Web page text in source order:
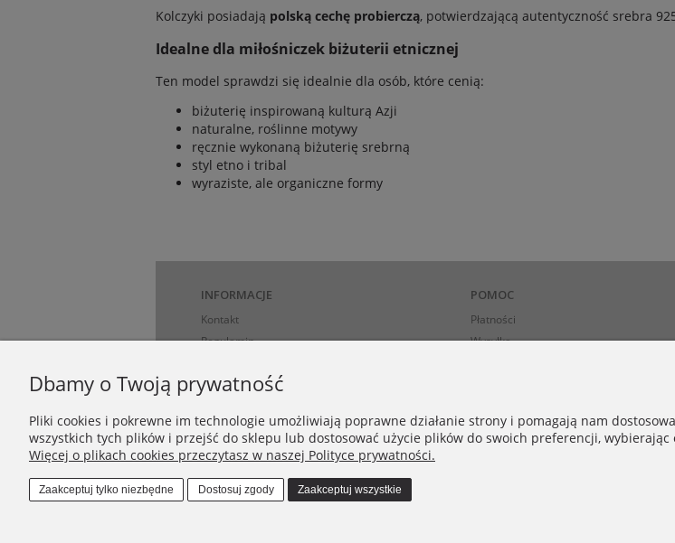
Kolczyki posiadają polską cechę probierczą, potwierdzającą autentyczność srebra
Idealne dla miłośniczek biżuterii etnicznej
Ten model sprawdzi się idealnie dla osób, które cenią:
biżuterię inspirowaną kulturą Azji
naturalne, roślinne motywy
ręcznie wykonaną biżuterię srebrną
styl etno i tribal
wyraziste, ale organiczne formy
INFORMACJE
Kontakt
Regulamin
Regulamin Vouchera (Bonu Podarunkowego)
POMOC
Płatności
Wysyłka
MOJE KONTO
Twoje zamówienia
Ustawienia konta
Przechowalnia
NIKAMON
O nas
Jak powstają nasze szale wełniane
Nasza biżuteria jest ze srebra!
Dbamy o Twoją prywatność
Pliki cookies i pokrewne im technologie umożliwiają poprawne działanie strony i pomagają nam
wszystkich tych plików i przejść do sklepu lub dostosować użycie plików do swoich preferencji, wybierając
Więcej o plikach cookies przeczytasz w naszej Polityce prywatności.
Zaakceptuj tylko niezbędne Dostosuj zgody Zaakceptuj wszystkie